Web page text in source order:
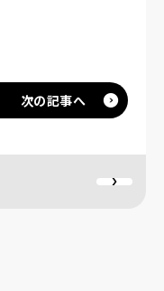
次の記事へ ⇨